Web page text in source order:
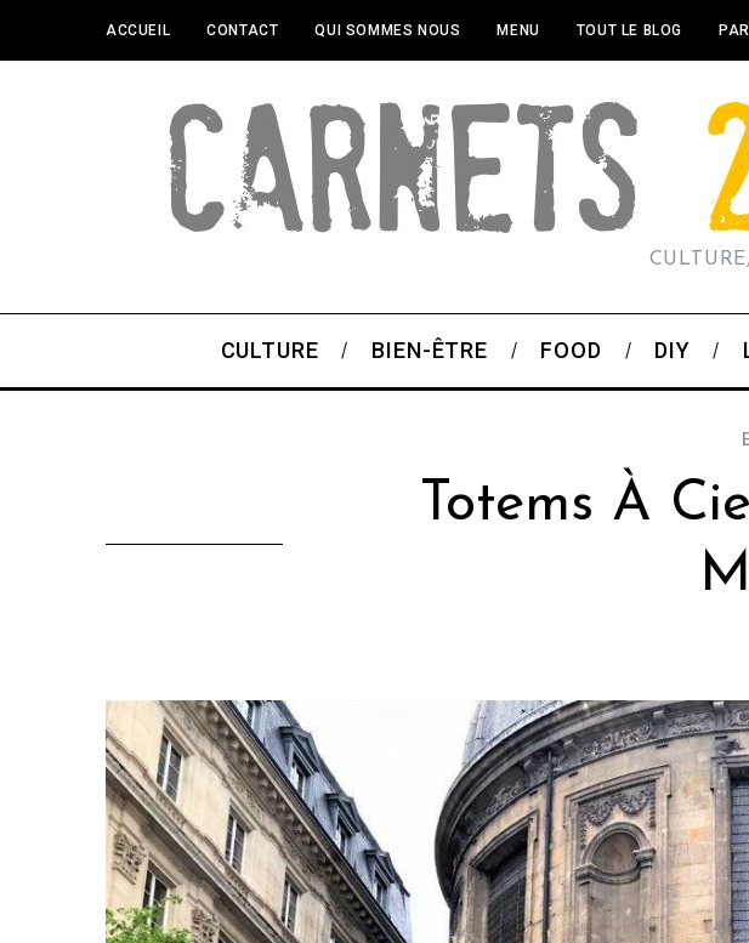
ACCUEIL CONTACT QUI SOMMES NOUS MENU TOUT LE BLOG
CULTURE BIEN-ÊTRE FOOD DIY
Totems À